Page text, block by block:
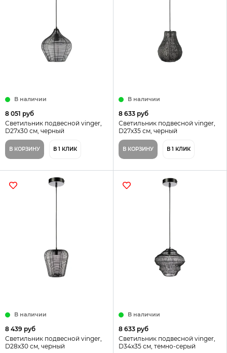
В наличии
8 051 руб
Светильник подвесной vinger,
D27х30 см, черный
В КОРЗИНУ В 1 КЛИК
В наличии
8 633 руб
Светильник подвесной vinger,
D27х35 см, черный
В КОРЗИНУ В 1 КЛИК
В наличии
8 439 руб
Светильник подвесной vinger,
D28х30 см, черный
В наличии
8 633 руб
Светильник подвесной vinger,
D34х35 см, темно-серый